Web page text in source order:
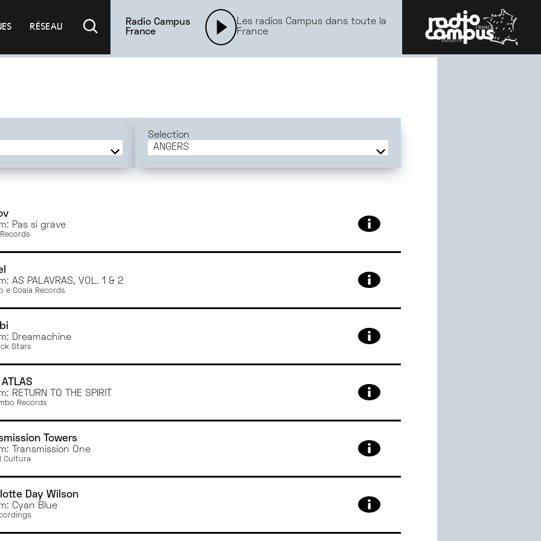
RÉSEAU
Radio Campus
France
Les radios Campus dans toute la
France
Selection
ANGERS
Pas si grave
AS PALAVRAS, VOL. 1 & 2
e Coala Records
Dreamachine
Stars
RETURN TO THE SPIRIT
Records
Towers
Transmission One
Cultura
Day Wilson
Cyan Blue